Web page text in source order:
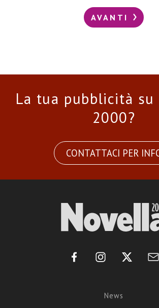
AVANTI
La tua pubblicità su
2000?
CONTATTACI PER
News